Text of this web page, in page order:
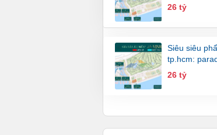
26 tỷ
siêu siêu phẩm bất động sản biển
tp.hcm:
26 tỷ